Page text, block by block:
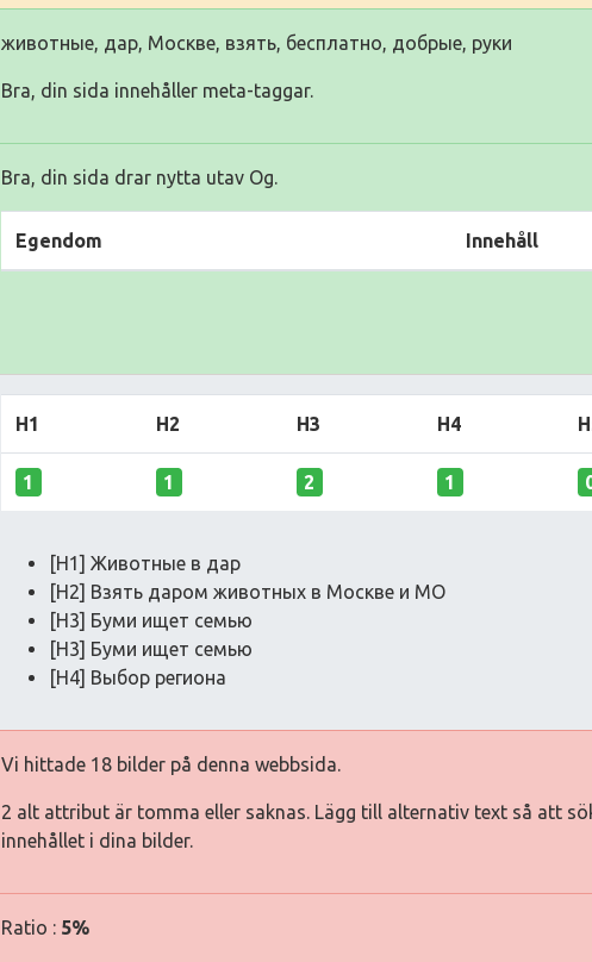
животные, дар, Москве, взять, бесплатно, добрые, руки
Bra, din sida innehåller meta-taggar.
Bra, din sida drar nytta utav Og.
Egendom Innehåll
H1 H2 H3 H4
1 1 2 1
[H1] Животные в дар
[H2] Взять даром животных в Москве и МО
[H3] Буми ищет семью
[H3] Буми ищет семью
[H4] Выбор региона
Vi hittade 18 bilder på denna webbsida.
2 alt attribut är tomma eller saknas. Lägg till alternativ text så att
innehållet i dina bilder.
Ratio : 5%